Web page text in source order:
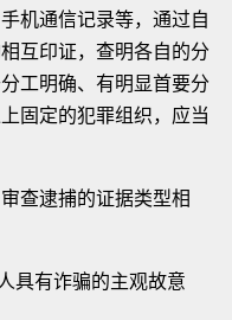
机通信记录等，通过自
互印证，查明各自的分
工明确、有明显首要分
固定的犯罪组织，应当
查逮捕的证据类型相
具有诈骗的主观故意